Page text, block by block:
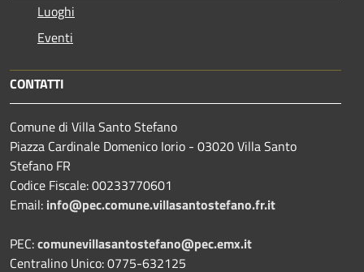
Luoghi
Eventi
CONTATTI
Comune di Villa Santo Stefano
Piazza Cardinale Domenico Iorio - 03020 Villa Santo
Stefano FR
Codice Fiscale: 00233770601
Email: info@pec.comune.villasantostefano.fr.it
PEC:comunevillasantostefano@pec.emx.it
Centralino Unico: 0775-632125